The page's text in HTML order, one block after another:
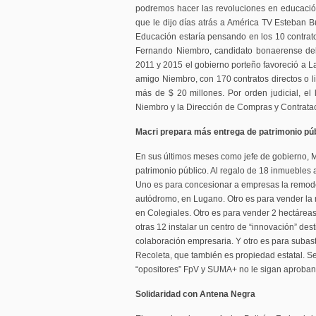
podremos hacer las revoluciones en
que le dijo días atrás a América TV Esteban
Educación estaría pensando en los 10
Fernando Niembro, candidato bonaerense
2011 y 2015 el gobierno porteño favoreció a
amigo Niembro, con 170 contratos directos o
más de $ 20 millones. Por orden judicial, el
Niembro y la Dirección de Compras y
Macri prepara más entrega de patrimonio
En sus últimos meses como jefe de gobierno,
patrimonio público. Al regalo de 18 inmuebles
Uno es para concesionar a empresas la
autódromo, en Lugano. Otro es para vender
en Colegiales. Otro es para vender 2
otras 12 instalar un centro de “innovación”
colaboración empresaria. Y otro es para
Recoleta, que también es propiedad estatal.
“opositores” FpV y SUMA+ no le sigan
Solidaridad con Antena Negra